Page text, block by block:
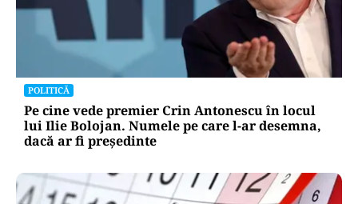
POLITICĂ
Pe cine vede premier Crin Antonescu în locul
lui Ilie Bolojan. Numele pe care l-ar desemna,
dacă ar fi președinte